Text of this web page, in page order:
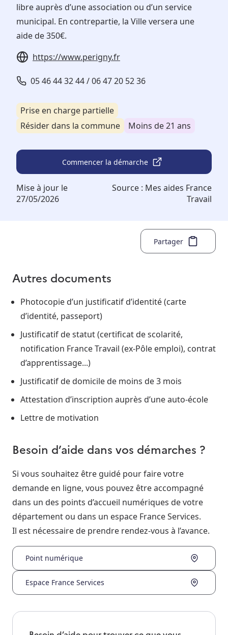
libre auprès d’une association ou d’un service
municipal. En contrepartie, la Ville versera une
aide de 350€.
https://www.perigny.fr
05 46 44 32 44 / 06 47 20 52 36
Prise en charge partielle
Résider dans la commune
Moins de 21 ans
Commencer la démarche
Mise à jour le
27/05/2026
Source : Mes aides France
Travail
Partager
Autres documents
Photocopie d’un justificatif d’identité (carte
d’identité, passeport)
Justificatif de statut (certificat de scolarité,
notification France Travail (ex-Pôle emploi), contrat
d’apprentissage...)
Justificatif de domicile de moins de 3 mois
Attestation d’inscription auprès d’une auto-école
Lettre de motivation
Besoin d’aide dans vos démarches ?
Si vous souhaitez être guidé pour faire votre
demande en ligne, vous pouvez être accompagné
dans un des points d’accueil numériques de votre
département ou dans un espace France Services.
Il est nécessaire de prendre rendez-vous à l’avance.
Point numérique
Espace France Services